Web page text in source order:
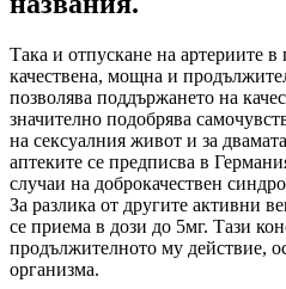
Така и отпускане на артериите в
качествена, мощна и
позволява поддържането на
значително подобрява
на сексуалния живот и за
аптеките се предписва в
случаи на доброкачествен
За разлика от другите активни
се приема в дози до 5мг. Тази
продължителното му действие,
организма.